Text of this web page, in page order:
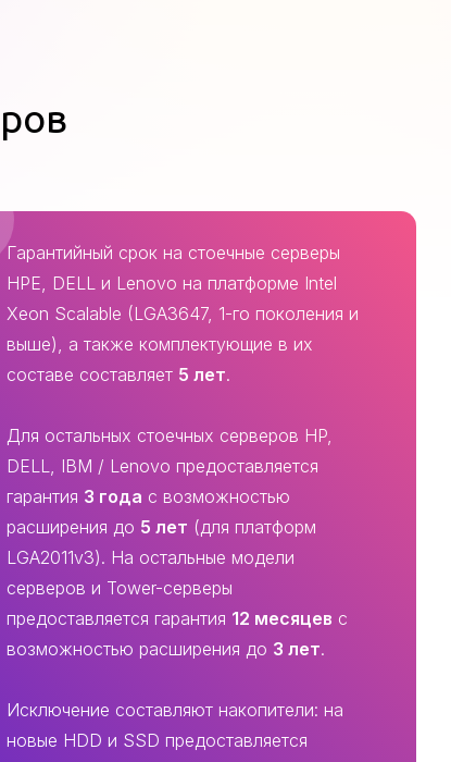
Гарантийный срок на стоечные серверы
HPE, DELL и Lenovo на платформе Intel
Xeon Scalable (LGA3647, 1-го поколения и
выше), а также комплектующие в их
составе составляет 5 лет.
Для остальных стоечных серверов HP,
DELL, IBM / Lenovo предоставляется
гарантия 3 года с возможностью
расширения до 5 лет (для платформ
LGA2011v3). На остальные модели
серверов и Tower-серверы
предоставляется гарантия 12 месяцев с
возможностью расширения до 3 лет.
Исключение составляют накопители: на
новые HDD и SSD предоставляется